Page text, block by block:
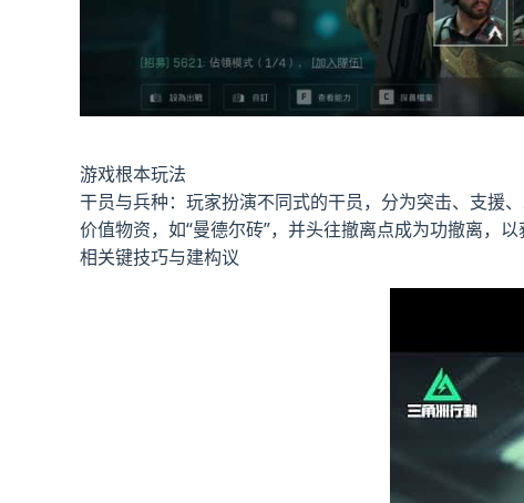
游戏根本玩法
干员与兵种：玩家扮演不同式的干员，分为突击、支援
价值物资，如“曼德尔砖”，并头往撤离点成为功撤离，以
相关键技巧与建构议